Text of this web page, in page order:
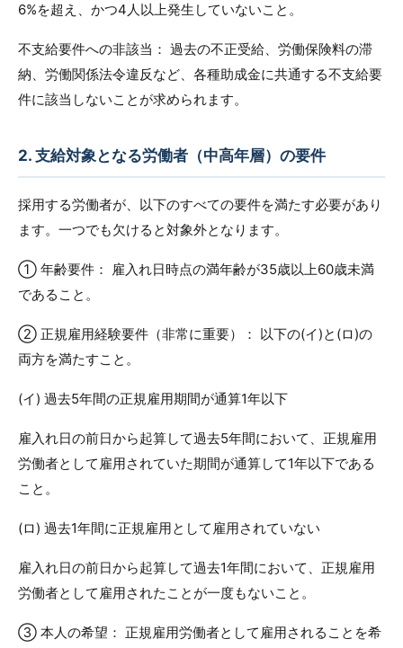
6%を超え、かつ4人以上発生していないこと。
不支給要件への非該当： 過去の不正受給、労働保険料の滞
納、労働関係法令違反など、各種助成金に共通する不支給要
件に該当しないことが求められます。
2. 支給対象となる労働者（中高年層）の要件
採用する労働者が、以下のすべての要件を満たす必要があり
ます。一つでも欠けると対象外となります。
① 年齢要件： 雇入れ日時点の満年齢が35歳以上60歳未満
であること。
② 正規雇用経験要件（非常に重要）： 以下の(イ)と(ロ)の
両方を満たすこと。
(イ) 過去5年間の正規雇用期間が通算1年以下
雇入れ日の前日から起算して過去5年間において、正規雇用
労働者として雇用されていた期間が通算して1年以下である
こと。
(ロ) 過去1年間に正規雇用として雇用されていない
雇入れ日の前日から起算して過去1年間において、正規雇用
労働者として雇用されたことが一度もないこと。
③ 本人の希望： 正規雇用労働者として雇用されることを希